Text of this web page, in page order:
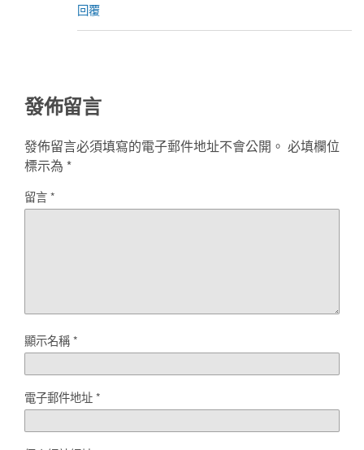
回覆
發佈留言
發佈留言必須填寫的電子郵件地址不會公開。 必填欄位
標示為 *
留言*
顯示名稱*
電子郵件地址*